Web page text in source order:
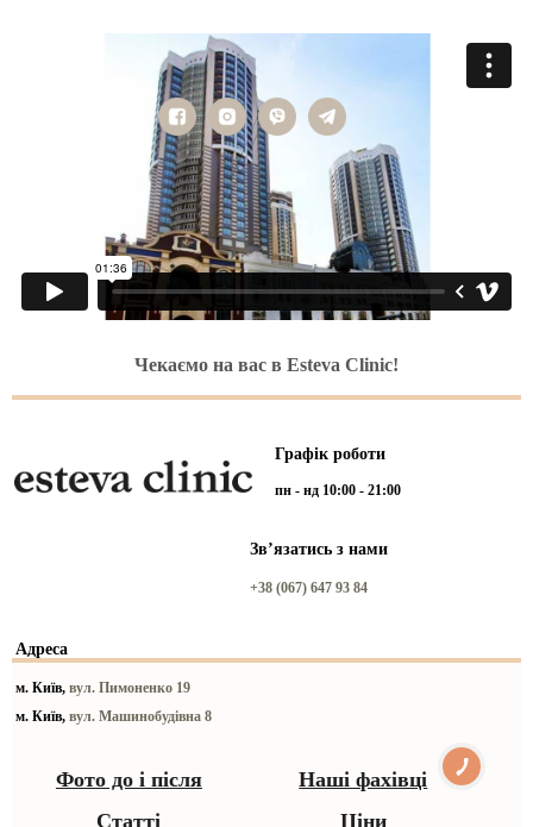
Чекаємо на вас в Esteva Clinic!
Графік роботи
пн - нд 10:00 - 21:00
Звʼязатись з нами
+38 (067) 647 93 84
Адреса
м. Київ, вул. Пимоненко 19
м. Київ, вул. Машинобудівна 8
Фото до і після
Наші фахівці
Статті
Ціни